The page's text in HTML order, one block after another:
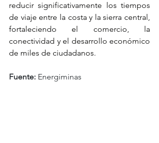
reducir significativamente los tiempos
de viaje entre la costa y la sierra central,
fortaleciendo el comercio, la
conectividad y el desarrollo económico
de miles de ciudadanos.
Fuente: Energiminas